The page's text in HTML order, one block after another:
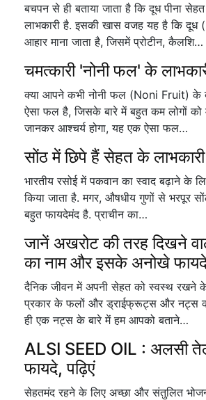
बचपन से ही बताया जाता है कि दूध पीना
लाभकारी है. इसकी खास वजह यह है कि दूध
आहार माना जाता है, जिसमें प्रोटीन, कैलशि…
चमत्कारी 'नोनी फल' के
क्या आपने कभी नोनी फल (Noni Fruit) के
ऐसा फल है, जिसके बारे में बहुत कम लोगों
जानकर आश्चर्य होगा, यह एक ऐसा फल…
सोंठ में छिपे हैं सेहत के
भारतीय रसोई में पकवान का स्वाद बढ़ाने के
किया जाता है. मगर, औषधीय गुणों से भरपूर
बहुत फायदेमंद है. प्राचीन का…
जानें अखरोट की तरह दिखने
का नाम और इसके अनोखे
दैनिक जीवन में अपनी सेहत को स्वस्थ रखने
प्रकार के फलों और ड्राईफ्रूट्स और नट्स
ही एक नट्स के बारे में हम आपको बताने…
ALSI SEED OIL : अलसी
फायदे, पढ़िएं
सेहतमंद रहने के लिए अच्छा और संतुलित